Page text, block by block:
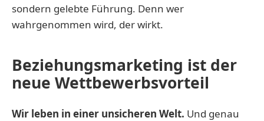
sondern gelebte Führung. Denn wer
wahrgenommen wird, der wirkt.
Beziehungsmarketing ist der
neue Wettbewerbsvorteil
Wir leben in einer unsicheren Welt. Und genau